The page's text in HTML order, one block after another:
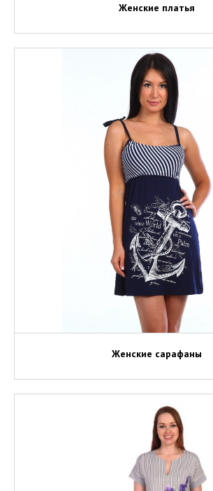
Женские платья
Женские сарафаны